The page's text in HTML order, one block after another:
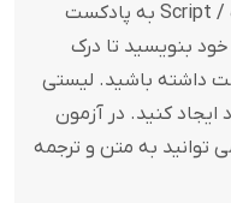
ابتدا بدون استفاده از متن پادکست / Script به پادکست
بنویسید تا درک
داشته باشید. لیستی
ایجاد کنید. در آزمون
توانید به متن و ترجمه